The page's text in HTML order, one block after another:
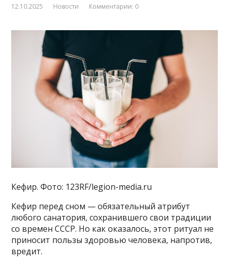
12.10.2025 Новости Комментарии: 0
Кефир. Фото: 123RF/legion-media.ru
Кефир перед сном — обязательный атрибут
любого санатория, сохранившего свои традиции
со времен СССР. Но как оказалось, этот ритуал не
приносит пользы здоровью человека, напротив,
вредит.